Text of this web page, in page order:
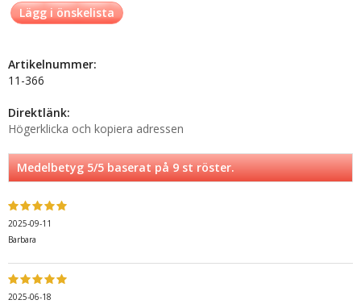
Lägg i önskelista
Artikelnummer:
11-366
Direktlänk:
Högerklicka och kopiera adressen
Medelbetyg5/5 baserat på9st röster.
2025-09-11
Barbara
2025-06-18